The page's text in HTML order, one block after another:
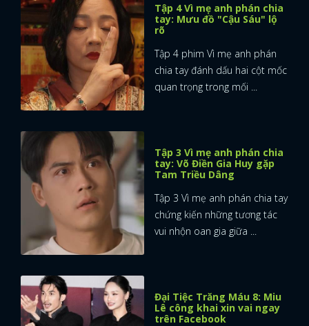
Tập 4 Vì mẹ anh phán chia
tay: Mưu đồ "Cậu Sáu" lộ
rõ
Tập 4 phim Vì mẹ anh phán
chia tay đánh dấu hai cột mốc
quan trọng trong mối ...
Tập 3 Vì mẹ anh phán chia
tay: Võ Điền Gia Huy gặp
Tam Triều Dâng
Tập 3 Vì mẹ anh phán chia tay
chứng kiến những tương tác
vui nhộn oan gia giữa ...
Đại Tiệc Trăng Máu 8: Miu
Lê công khai xin vai ngay
trên Facebook